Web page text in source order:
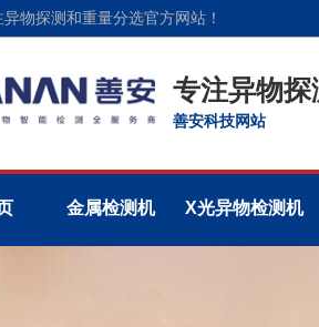
物探测和重量分选官方网站！
专注异物
善安科技网站
金属检测机 X光异物检测机